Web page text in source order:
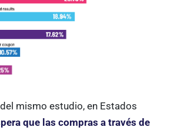
mismo estudio, en Estados
que las compras a través de